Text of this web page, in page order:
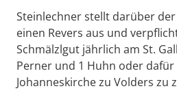
Steinlechner stellt darüber
einen Revers aus und
Schmälzlgut jährlich am St.
Perner und 1 Huhn oder dafür
Johanneskirche zu Volders zu